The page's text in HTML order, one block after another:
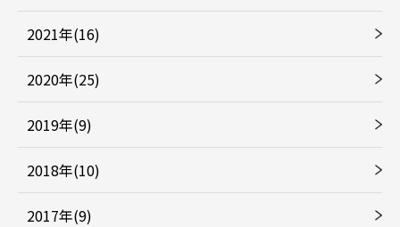
2021年(16)
2020年(25)
2019年(9)
2018年(10)
2017年(9)